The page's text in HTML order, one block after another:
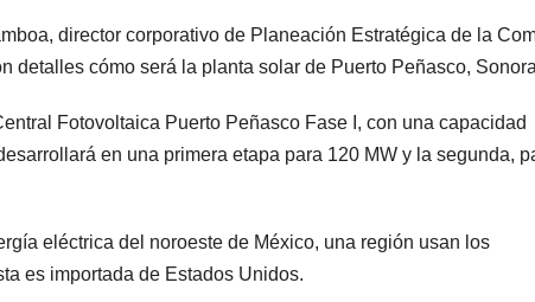
director corporativo de Planeación Estratégica de la
detalles cómo será la planta solar de Puerto Peñasco,
Fotovoltaica Puerto Peñasco Fase I, con una capacidad
en una primera etapa para 120 MW y la segunda,
eléctrica del noroeste de México, una región usan los
es importada de Estados Unidos.